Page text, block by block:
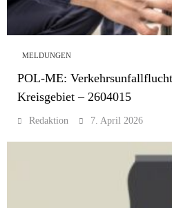
MELDUNGEN
POL-ME:
Kreisgebiet – 2604015
Redaktion 7. April 2026